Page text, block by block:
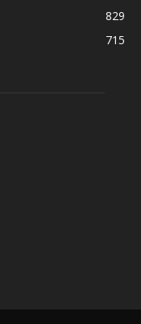
829
715